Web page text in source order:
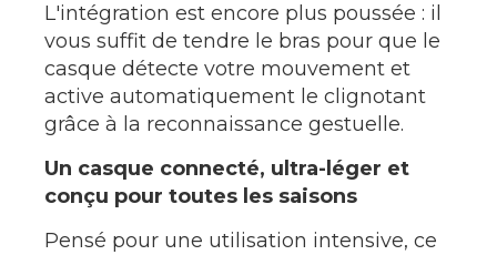
L'intégration est encore plus poussée : il
vous suffit de tendre le bras pour que le
casque détecte votre mouvement et
active automatiquement le clignotant
grâce à la reconnaissance gestuelle.
Un casque connecté, ultra-léger et
conçu pour toutes les saisons
Pensé pour une utilisation intensive, ce